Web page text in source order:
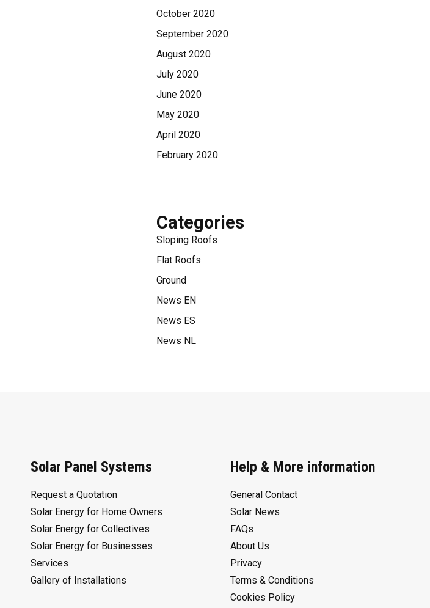
October 2020
September 2020
August 2020
July 2020
June 2020
May 2020
April 2020
February 2020
Categories
Sloping Roofs
Flat Roofs
Ground
News EN
News ES
News NL
Solar Panel Systems
Request a Quotation
Solar Energy for Home Owners
Solar Energy for Collectives
Solar Energy for Businesses
Services
Gallery of Installations
Help & More information
General Contact
Solar News
FAQs
About Us
Privacy
Terms & Conditions
Cookies Policy